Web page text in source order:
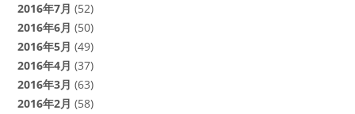
2016年7月 (52)
2016年6月 (50)
2016年5月 (49)
2016年4月 (37)
2016年3月 (63)
2016年2月 (58)